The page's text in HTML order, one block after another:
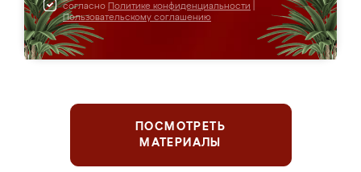
согласно Политике конфиденциальности
Пользовательскому соглашению
ПОСМОТРЕТЬ
МАТЕРИАЛЫ